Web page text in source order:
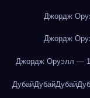
Джордж
Джордж
Джордж Оруэлл —
ДубайДубайДубай